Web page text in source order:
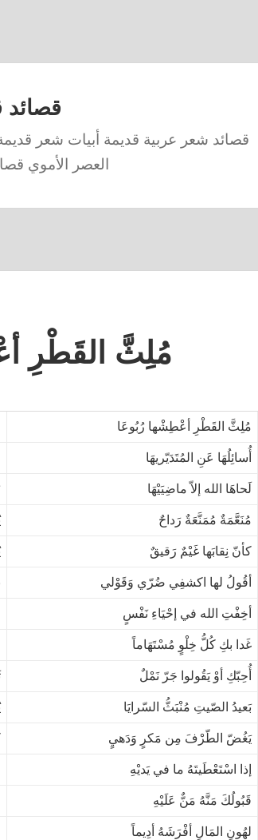
قصائد
قصائد شعر عربية قديمة أبيات شعر
العصر الأموي
مُلِثَّ القَطْرِ
مُلِثَّ القَطْرِ أعْطِشْها رُبُوعَا
أُسائِلُهَا عَنِ المُتَدَيّريهَا
لَحاهَا الله إلاّ ماضِيَيْهَا
مُنَعَّمَةٌ مُمَنَّعَةٌ رَداحٌ
كأنّ نِقابَها غَيْمٌ رَقيقٌ
أقُولُ لها اكشفِي ضُرّي وَقَوْلي
أخِفْتِ الله في إحْيَاءِ نَفْسٍ
غَدا بكِ كُلُّ خِلْوٍ مُسْتَهَاماً
أُحِبّكِ أوْ يَقُولوا جَرّ نَمْلٌ
بَعيدُ الصّيتِ مُنْبَثُّ السّرايَا
يَغُضّ الطّرْفَ مِن مَكرٍ وَدَهيٍ
إذا اسْتَعْطَيتَهُ ما في يَديْهِ
قَبُولُكَ مَنَّهُ مَنٌّ عَلَيْهِ
لهُونِ المَالِ أفْرَشَهُ أدِيماً